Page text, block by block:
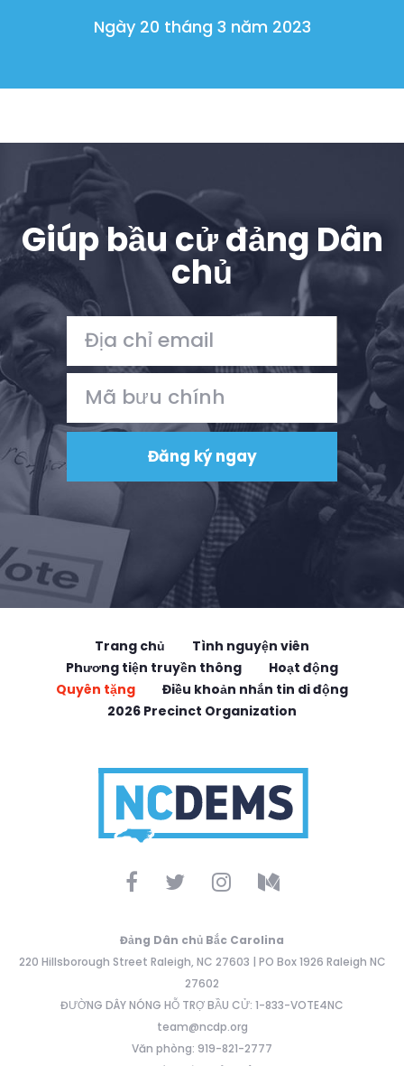
Ngày 20 tháng 3 năm 2023
Giúp bầu cử đảng Dân
chủ
Trang chủ
Tình nguyện viên
Phương tiện truyền thông
Hoạt động
Quyên tặng
Điều khoản nhắn tin di động
2026 Precinct Organization
Đảng Dân chủ Bắc Carolina
220 Hillsborough Street Raleigh, NC 27603 | PO Box 1926 Raleigh NC
27602
ĐƯỜNG DÂY NÓNG HỖ TRỢ BẦU CỬ: 1-833-VOTE4NC
team@ncdp.org
Văn phòng: 919-821-2777